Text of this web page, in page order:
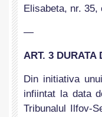
Elisabeta, nr.
—
ART. 3 DURATA
Din initiativa
infiintat la data
Tribunalul Ilfov-